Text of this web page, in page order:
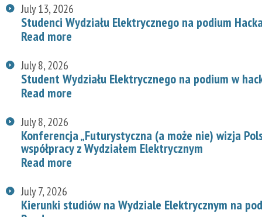
July 13, 2026
Studenci Wydziału Elektrycznego na podium
Read more
July 8, 2026
Student Wydziału Elektrycznego na podium w
Read more
July 8, 2026
Konferencja „Futurystyczna (a może nie) wizja
współpracy z Wydziałem Elektrycznym
Read more
July 7, 2026
Kierunki studiów na Wydziale Elektrycznym na